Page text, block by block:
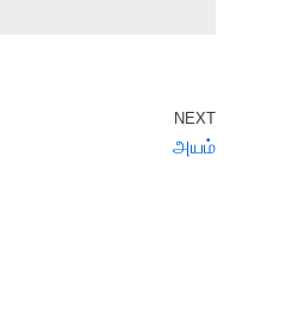
NEXT
அயம்